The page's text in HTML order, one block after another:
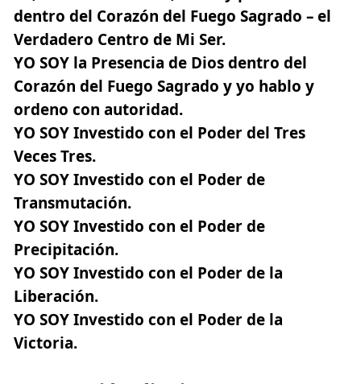
dentro del Corazón del Fuego Sagrado – el
Verdadero Centro de Mi Ser.
YO SOY la Presencia de Dios dentro del
Corazón del Fuego Sagrado y yo hablo y
ordeno con autoridad.
YO SOY Investido con el Poder del Tres
Veces Tres.
YO SOY Investido con el Poder de
Transmutación.
YO SOY Investido con el Poder de
Precipitación.
YO SOY Investido con el Poder de la
Liberación.
YO SOY Investido con el Poder de la
Victoria.